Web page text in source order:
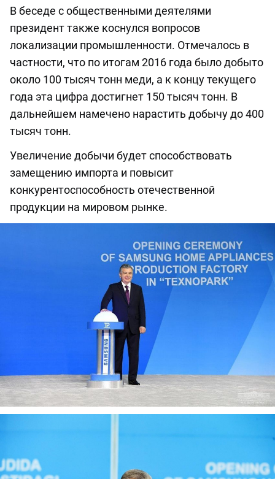
В беседе с общественными деятелями
президент также коснулся вопросов
локализации промышленности. Отмечалось в
частности, что по итогам 2016 года было добыто
около 100 тысяч тонн меди, а к концу текущего
года эта цифра достигнет 150 тысяч тонн. В
дальнейшем намечено нарастить добычу до 400
тысяч тонн.
Увеличение добычи будет способствовать
замещению импорта и повысит
конкурентоспособность отечественной
продукции на мировом рынке.